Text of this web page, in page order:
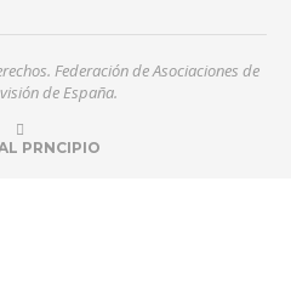
Federación de Asociaciones de
de España.
PRNCIPIO